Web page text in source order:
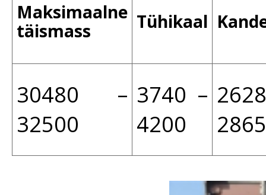
Maksimaalne
täismass
Tühikaal
30480 –
32500
3740 –
4200